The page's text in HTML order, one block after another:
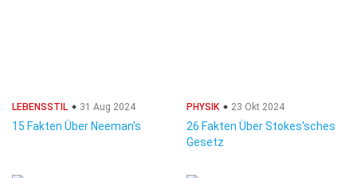
LEBENSSTIL 31 Aug 2024
15 Fakten Über Neeman's
PHYSIK 23 Okt 2024
26 Fakten Über Stokes'sches
Gesetz